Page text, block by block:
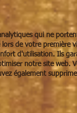
qui ne
de votre première
d'utilisation. Ils
notre site web.
également